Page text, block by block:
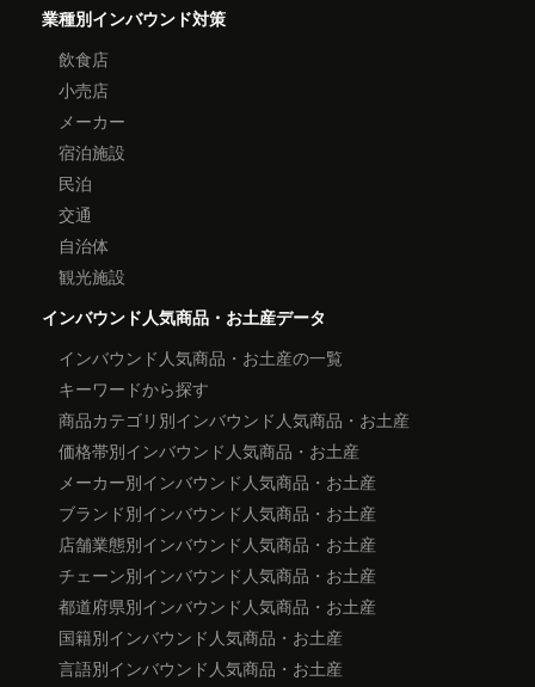
業種別インバウンド対策
飲食店
小売店
メーカー
宿泊施設
民泊
交通
自治体
観光施設
インバウンド人気商品・お土産データ
インバウンド人気商品・お土産の一覧
キーワードから探す
商品カテゴリ別インバウンド人気商品・お土産
価格帯別インバウンド人気商品・お土産
メーカー別インバウンド人気商品・お土産
ブランド別インバウンド人気商品・お土産
店舗業態別インバウンド人気商品・お土産
チェーン別インバウンド人気商品・お土産
都道府県別インバウンド人気商品・お土産
国籍別インバウンド人気商品・お土産
言語別インバウンド人気商品・お土産